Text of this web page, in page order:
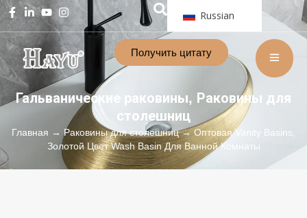
Russian
Получить цитату
Гальванические раковины, Раковины для
столешниц
Главная → Раковины для столешниц→ Оптовая Vanity Basins,
Золотой Цвет Wash Basin Для Ванной Комнаты